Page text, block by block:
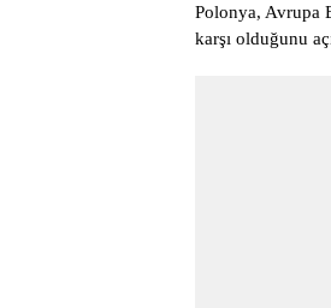
Polonya, Avrupa
karşı olduğunu